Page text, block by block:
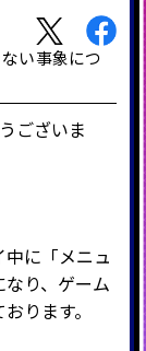
い事象につ
ございま
に「メニュ
り、ゲーム
ります。